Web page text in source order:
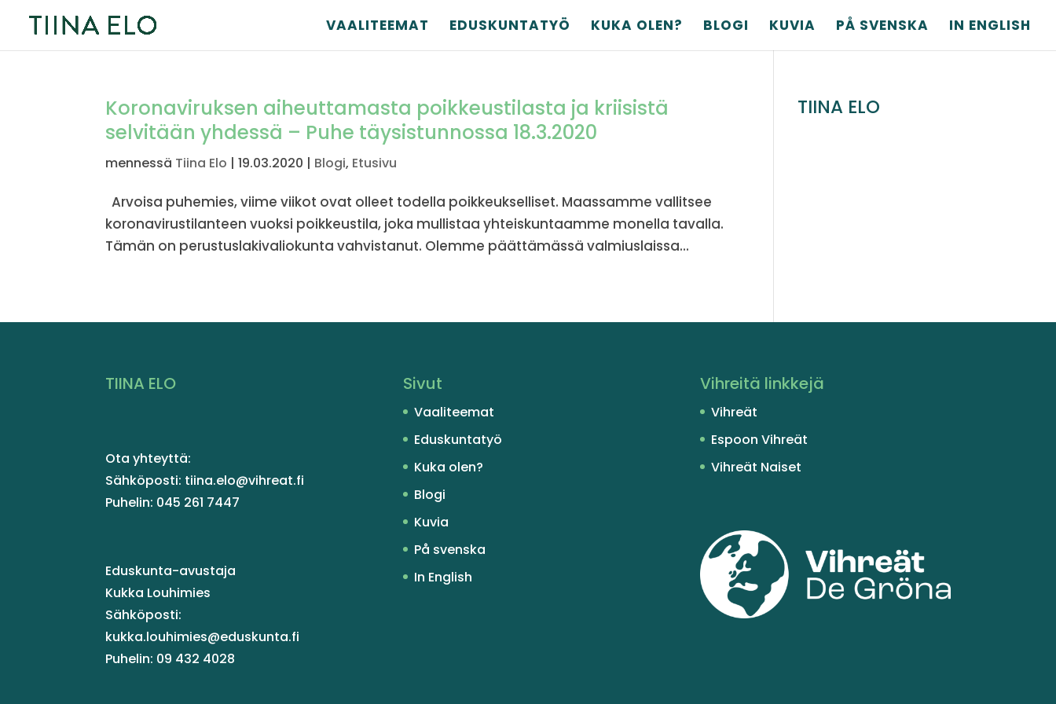
VAALITEEMAT EDUSKUNTATYÖ KUKA OLEN? BLOGI KUVIA PÅ SVENSKA IN ENGLISH
Koronaviruksen aiheuttamasta poikkeustilasta ja kriisistä
selvitään yhdessä – Puhe täysistunnossa 18.3.2020
mennessä Tiina Elo |19.03.2020 | Blogi, Etusivu
Arvoisa puhemies, viime viikot ovat olleet todella poikkeukselliset. Maassamme vallitsee
koronavirustilanteen vuoksi poikkeustila, joka mullistaa yhteiskuntaamme monella tavalla.
Tämän on perustuslakivaliokunta vahvistanut. Olemme päättämässä valmiuslaissa...
TIINA ELO
TIINA ELO
Ota yhteyttä:
Sähköposti: tiina.elo@vihreat.fi
Puhelin: 045 261 7447
Eduskunta-avustaja
Kukka Louhimies
Sähköposti:
kukka.louhimies@eduskunta.fi
Puhelin: 09 432 4028
Sivut
Vaaliteemat
Eduskuntatyö
Kuka olen?
Blogi
Kuvia
På svenska
In English
Vihreitä linkkejä
Vihreät
Espoon Vihreät
Vihreät Naiset